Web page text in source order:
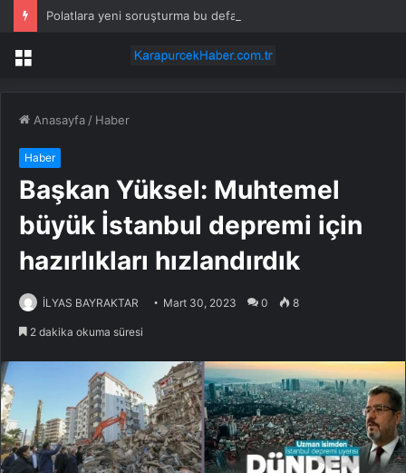
Polatlara yeni soruşturma bu defa ‘ticari dolandırıcılık’
Menü
Anasayfa / Haber
Haber
Başkan Yüksel: Muhtemel
büyük İstanbul depremi için
hazırlıkları hızlandırdık
İLYAS BAYRAKTAR Mart 30, 2023 0 8
2 dakika okuma süresi